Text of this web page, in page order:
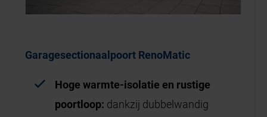
Garagesectionaalpoort RenoMatic
Hoge warmte-isolatie en rustige
poortloop: dankzij dubbelwandig